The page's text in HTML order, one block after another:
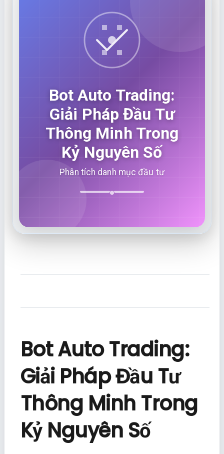
Bot Auto Trading:
Giải Pháp Đầu Tư
Thông Minh Trong
Kỷ Nguyên Số
Phân tích danh mục đầu tư
Bot Auto Trading:
Giải Pháp Đầu Tư
Thông Minh Trong
Kỷ Nguyên Số